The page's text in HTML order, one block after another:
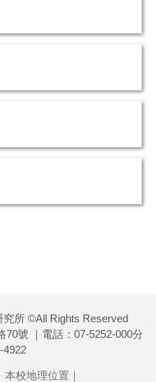
所 ©All Rights Reserved
號 ｜電話：07-5252-000分
4922
本校地理位置｜